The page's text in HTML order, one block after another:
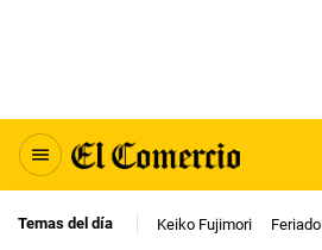
Temas del día Keiko Fujimori Feriado